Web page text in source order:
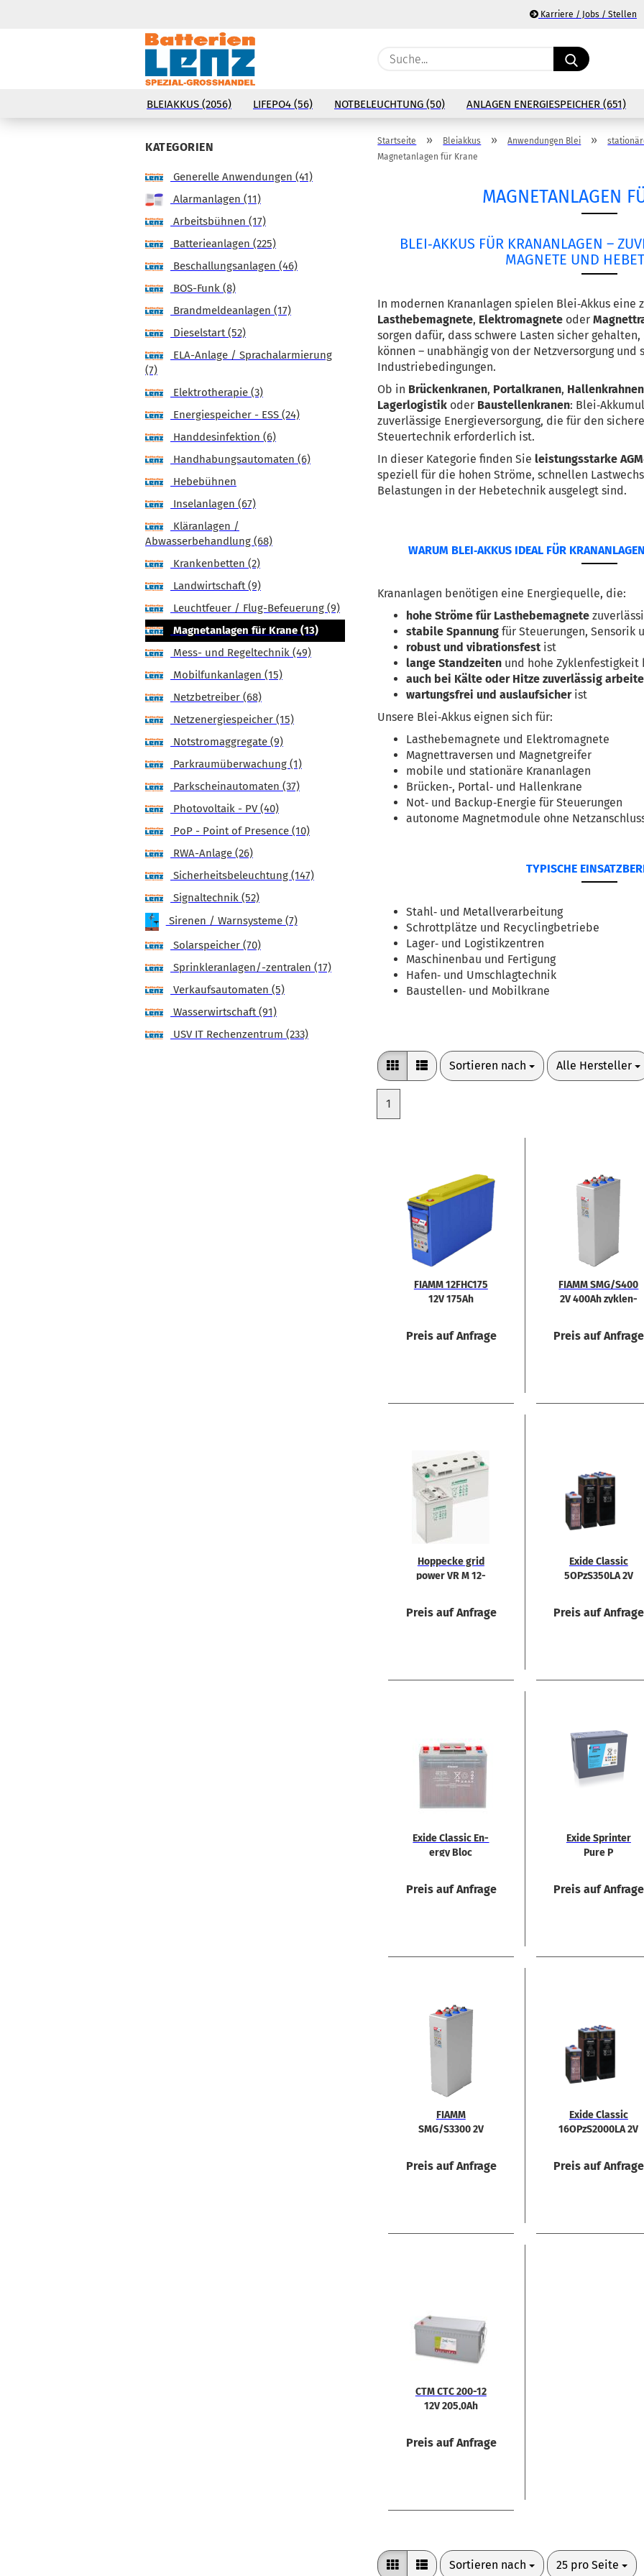
Karriere / Jobs / Stellen
Suche...
BLEIAKKUS (2056) LIFEPO4 (56) NOTBELEUCHTUNG (50) ANLAGEN ENERGIESPEICHER (651)
Startseite » Bleiakkus » Anwendungen Blei »
Magnetanlagen für Krane
MAGNETANLAGEN
BLEI‑AKKUS FÜR KRANANLAGEN –
MAGNETE UND
Lasthebemagnete, Elektromagnete oder
sorgen dafür, dass schwere Lasten sicher
können – unabhängig von der Netzversorgung
Industriebedingungen.
Ob in Brückenkranen, Portalkranen, Hallenkrahnen
Lagerlogistik oder Baustellenkranen:
zuverlässige Energieversorgung, die für den
Steuertechnik erforderlich ist.
In dieser Kategorie finden Sie leistungsstarke
speziell für die hohen Ströme, schnellen
Belastungen in der Hebetechnik ausgelegt sind.
WARUM BLEI‑AKKUS IDEAL FÜR
Krananlagen benötigen eine Energiequelle, die:
hohe Ströme für Lasthebemagnete
stabile Spannung für Steuerungen,
robust und vibrationsfest ist
lange Standzeiten und hohe
auch bei Kälte oder Hitze zuverlässig
wartungsfrei und auslaufsicher ist
Unsere Blei‑Akkus eignen sich für:
Lasthebemagnete und Elektromagnete
Magnettraversen und Magnetgreifer
mobile und stationäre Krananlagen
Brücken‑, Portal‑ und Hallenkrane
Not‑ und Backup‑Energie für Steuerungen
autonome Magnetmodule ohne
TYPISCHE
Stahl‑ und Metallverarbeitung
Schrottplätze und Recyclingbetriebe
Lager‑ und Logistikzentren
Maschinenbau und Fertigung
Hafen‑ und Umschlagtechnik
Baustellen‑ und Mobilkrane
Sortieren nach
Sortieren nach Alle Hersteller
pro Seite
1
FIAMM 12FHC175
12V 175Ah
Preis auf Anfrage
FIAMM SMG/S400
2V 400Ah zy­klen­
Preis auf Anfrage
Hop­pe­cke grid
power VR M 12-​
Preis auf Anfrage
Exide Clas­sic
5OPzS350LA 2V
Preis auf Anfrage
Exide Clas­sic En­
er­gy Bloc
158Ah Bat­te­rie
Preis auf Anfrage
Exide Sprin­ter
Pure P
140Ah Rein­blei
Bat­te­rie
Preis auf Anfrage
FIAMM
SMG/S3300 2V
Preis auf Anfrage
Exide Clas­sic
16OPzS2000LA 2V
Preis auf Anfrage
CTM CTC 200-​12
12V 205,0Ah
Preis auf Anfrage
Sortieren nach
Sortieren nach 25 pro Seite
pro Seite
KATEGORIEN
Generelle Anwendungen (41)
Alarmanlagen (11)
Arbeitsbühnen (17)
Batterieanlagen (225)
Beschallungsanlagen (46)
BOS-Funk (8)
Brandmeldeanlagen (17)
Dieselstart (52)
ELA-Anlage / Sprachalarmierung
(7)
Elektrotherapie (3)
Energiespeicher - ESS (24)
Handdesinfektion (6)
Handhabungsautomaten (6)
Hebebühnen
Inselanlagen (67)
Kläranlagen /
Abwasserbehandlung (68)
Krankenbetten (2)
Landwirtschaft (9)
Leuchtfeuer / Flug-Befeuerung (9)
Magnetanlagen für Krane (13)
Mess- und Regeltechnik (49)
Mobilfunkanlagen (15)
Netzbetreiber (68)
Netzenergiespeicher (15)
Notstromaggregate (9)
Parkraumüberwachung (1)
Parkscheinautomaten (37)
Photovoltaik - PV (40)
PoP - Point of Presence (10)
RWA-Anlage (26)
Sicherheitsbeleuchtung (147)
Signaltechnik (52)
Sirenen / Warnsysteme (7)
Solarspeicher (70)
Sprinkleranlagen/-zentralen (17)
Verkaufsautomaten (5)
Wasserwirtschaft (91)
USV IT Rechenzentrum (233)